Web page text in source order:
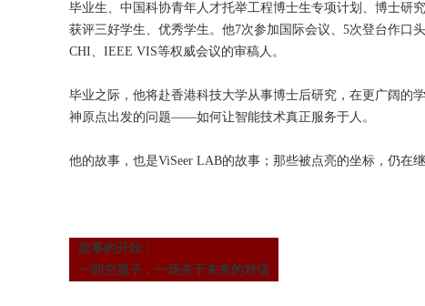
毕业生、中国科协青年人才托举工程博士生专项计划、博士研
获评三好学生、优秀学生。他7次参加国际会议、5次登台作口
CHI、IEEE VIS等权威会议的审稿人。
毕业之际，他将赴香港科技大学从事博士后研究，在更广阔的
神原点出发的问题——如何让智能技术真正服务于人。
他的故事，也是ViSeer LAB的故事；那些被点亮的坐标，仍在继
故事的开始：
一间空屋子，一场关于未来的对话